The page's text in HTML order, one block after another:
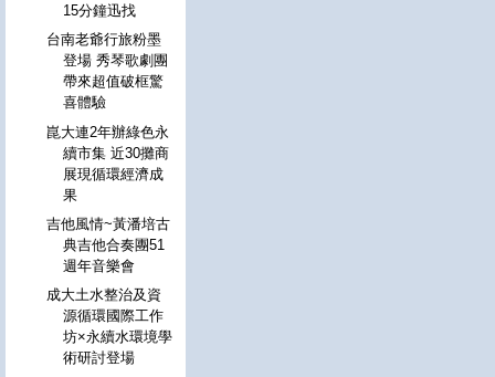
15分鐘迅找
台南老爺行旅粉墨
登場 秀琴歌劇團
帶來超值破框驚
喜體驗
崑大連2年辦綠色永
續市集 近30攤商
展現循環經濟成
果
吉他風情~黃潘培古
典吉他合奏團51
週年音樂會
成大土水整治及資
源循環國際工作
坊×永續水環境學
術研討登場